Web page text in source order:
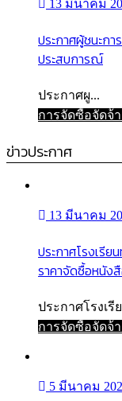
13 มีนาคม
ประกาศผู้ชนะก
ประสบการณ์
ประกาศผู...
การจัดซื้อจัดจ้า
ข่าวประกาศ
13 มีนาคม
ประกาศโรงเรีย
ราคาจัดซื้อหนัง
ประกาศโรงเ
การจัดซื้อจัดจ้า
5 มีนาคม